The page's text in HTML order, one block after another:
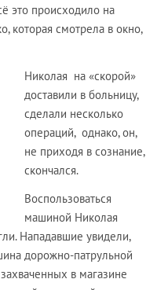
это происходило на
которая смотрела в окно,
Николая на «скорой»
доставили в больницу,
сделали несколько
операций, однако, он,
не приходя в сознание,
скончался.
Воспользоваться
машиной Николая
Нападавшие увидели,
дорожно-патрульной
в магазине